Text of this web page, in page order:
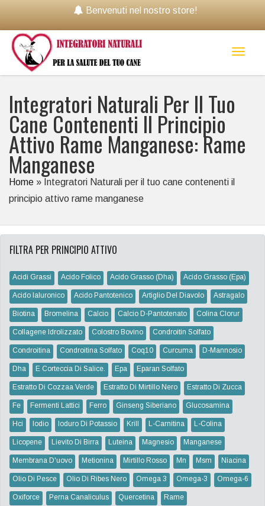
Benvenuti nel nostro store!
Integratori Naturali Per Il Tuo
Cane Contenenti Il Principio
Attivo Rame Manganese: Rame
Manganese
Home » Integratori Naturali per il tuo cane contenenti il
principio attivo rame manganese
FILTRA PER PRINCIPIO ATTIVO
Acidi Grassi Acido Folico Acido Grasso (dha) Acido Grasso (epa)
Acido Ialuronico Acido Pantotenico Artiglio Del Diavolo Astragalo
Biotina Bromelina Calcio Calcio D-Pantotenato Colina Clorur
Collagene Idrolizzato Colostro Bovino Condroitin Solfato
Condroitina Condroitina Solfato Coq10 Curcuma D-Mannosio
Dha E Corteccia Di Salice. Epa Eparan Solfato
Estratto Di Cozzaa Verde Estratto Di Mirtillo Nero Estratto Di Zucca
Fe Fermenti Lattici Ferro Ginseng Siberiano Glucosamina
Hci Iodio Ioduro Di Potassio Krill L-Carnitina L-Colina
Licopene Lievito Di Birra Luteina Magnesio Manganese
Membrana D'uovo Metionina Mirtillo Rosso Mn Msm Niacina
Olio Di Pesce Olio Di Ribes Nero Omega 3 Omega-3 Omega-6
Oxiforce Perna Canaliculus Quercetina Rame